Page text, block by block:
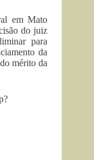
em Mato
do juiz
para
da
mérito da